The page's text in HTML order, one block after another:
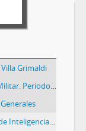
Grimaldi
de la DINA
Nacional